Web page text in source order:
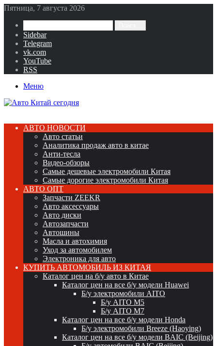
Пятница, 7 августа 2026
Sidebar
Telegram
vk.com
YouTube
RSS
Меню
АВТО НОВОСТИ
Авто статьи
Аналитика продаж авто в китае
Анти-тесла
Видео-обзоры
Самые дешевые электромобили Китая
Самые дорогие электромобили Китая
АВТО ОПТ
Запчасти ZEEKR
Авто аксессуары
Авто диски
Автозапчасти
Автошины
Масла и автохимия
Уход за автомобилем
Электроника для авто
КУПИТЬ АВТОМОБИЛЬ ИЗ КИТАЯ
Каталог цен на б/у авто в Китае
Каталог цен на все б/у модели Huawei
Б/у электромобили AITO
Б/у AITO M5
Б/у AITO M7
Каталог цен на все б/у модели Honda
Б/у электромобили Breeze (Haoying)
Каталог цен на все б/у модели BAIC (Beijing)